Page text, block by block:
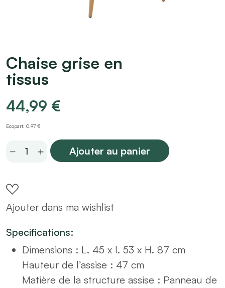
Chaise grise en
tissus
44,99 €
Ecopart: 0,97 €
Chaise
tissus
quantity
Ajouter au panier
Ajouter dans ma wishlist
Specifications:
Dimensions : L. 45 x l. 53 x H. 87 cm
Hauteur de l’assise : 47 cm
Matière de la structure assise : Panneau de